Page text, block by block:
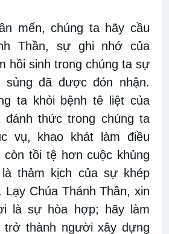
mến, chúng ta hãy cầu
Thần, sự ghi nhớ của
hồi sinh trong chúng ta sự
đã được đón nhận.
ta khỏi bệnh tê liệt của
thức trong chúng ta
vụ, khao khát làm điều
còn tồi tệ hơn cuộc khủng
thảm kịch của sự khép
Lạy Chúa Thánh Thần, xin
là sự hòa hợp; hãy làm
trở thành người xây dựng